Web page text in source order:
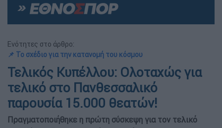
Ενότητες στο άρθρο:
📌 Το σχέδιο για την κατανομή του κόσμου
Τελικός Κυπέλλου: Ολοταχώς για
τελικό στο Πανθεσσαλικό
παρουσία 15.000 θεατών!
Πραγματοποιήθηκε η πρώτη σύσκεψη για τον τελικό